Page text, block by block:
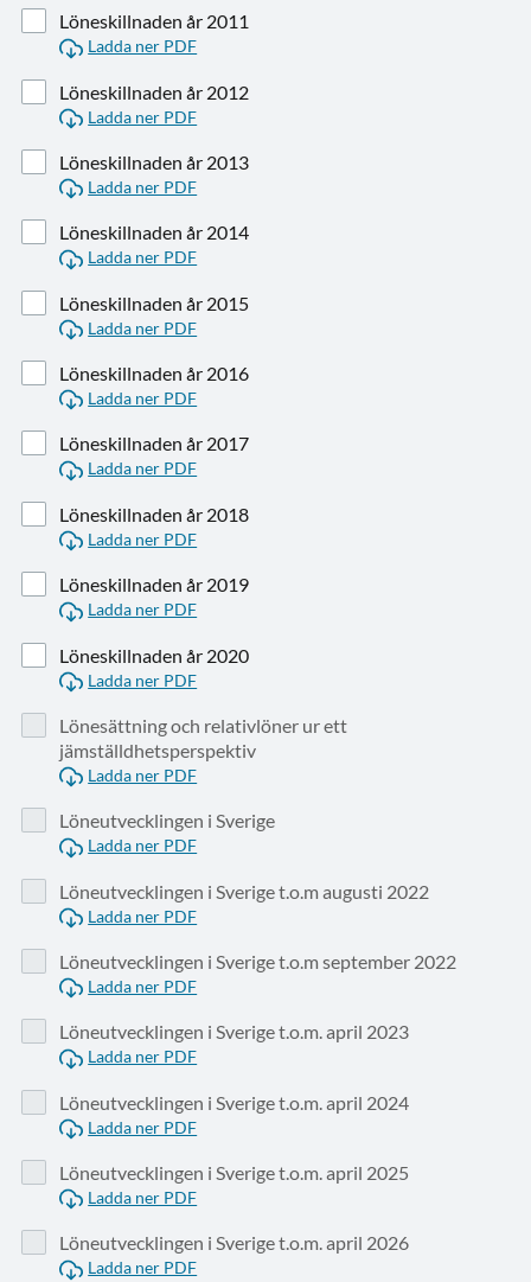
Löneskillnaden år 2011
Ladda ner PDF
Löneskillnaden år 2012
Ladda ner PDF
Löneskillnaden år 2013
Ladda ner PDF
Löneskillnaden år 2014
Ladda ner PDF
Löneskillnaden år 2015
Ladda ner PDF
Löneskillnaden år 2016
Ladda ner PDF
Löneskillnaden år 2017
Ladda ner PDF
Löneskillnaden år 2018
Ladda ner PDF
Löneskillnaden år 2019
Ladda ner PDF
Löneskillnaden år 2020
Ladda ner PDF
Lönesättning och relativlöner ur ett
jämställdhetsperspektiv
Ladda ner PDF
Löneutvecklingen i Sverige
Ladda ner PDF
Löneutvecklingen i Sverige t.o.m augusti 2022
Ladda ner PDF
Löneutvecklingen i Sverige t.o.m september 2022
Ladda ner PDF
Löneutvecklingen i Sverige t.o.m. april 2023
Ladda ner PDF
Löneutvecklingen i Sverige t.o.m. april 2024
Ladda ner PDF
Löneutvecklingen i Sverige t.o.m. april 2025
Ladda ner PDF
Löneutvecklingen i Sverige t.o.m. april 2026
Ladda ner PDF